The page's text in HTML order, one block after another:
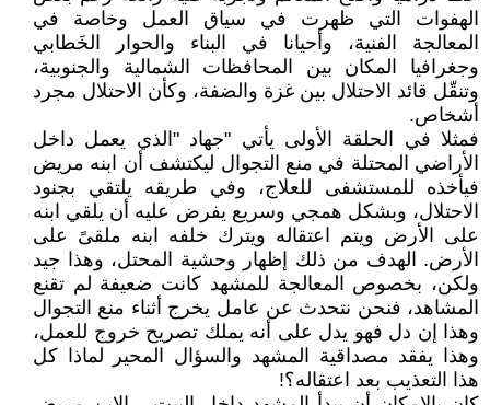
الهفوات التي ظهرت في سياق العمل وخاصة في
المعالجة الفنية، وأحيانا في البناء والحوار الخَطابي
وجغرافيا المكان بين المحافظات الشمالية والجنوبية،
وتنقّل قائد الاحتلال بين غزة والضفة، وكأن الاحتلال مجرد
أشخاص.
فمثلا في الحلقة الأولى يأتي "جهاد "الذي يعمل داخل
الأراضي المحتلة في منع التجوال ليكتشف أن ابنه مريض
فيأخذه للمستشفى للعلاج، وفي طريقه يلتقي بجنود
الاحتلال، وبشكل همجي وسريع يفرض عليه أن يلقي ابنه
على الأرض ويتم اعتقاله ويترك خلفه ابنه ملقىً على
الأرض. الهدف من ذلك إظهار وحشية المحتل، وهذا جيد
ولكن، بخصوص المعالجة للمشهد كانت ضعيفة لم تقنع
المشاهد، فنحن نتحدث عن عامل يخرج أثناء منع التجوال
وهذا إن دل فهو يدل على أنه يملك تصريح خروج للعمل،
وهذا يفقد مصداقية المشهد والسؤال المحير لماذا كل
هذا التعذيب بعد اعتقاله؟!